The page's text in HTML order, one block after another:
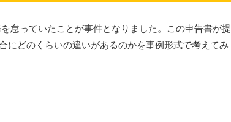
怠っていたことが事件となりました。この申告書が提
にどのくらいの違いがあるのかを事例形式で考えてみ